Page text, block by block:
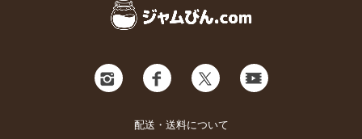
配送・送料について